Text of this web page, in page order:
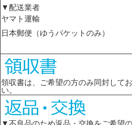
▼配送業者
ヤマト運輸
日本郵便（ゆうパケットのみ）
領収書は、ご希望の方のみ同封して
い。